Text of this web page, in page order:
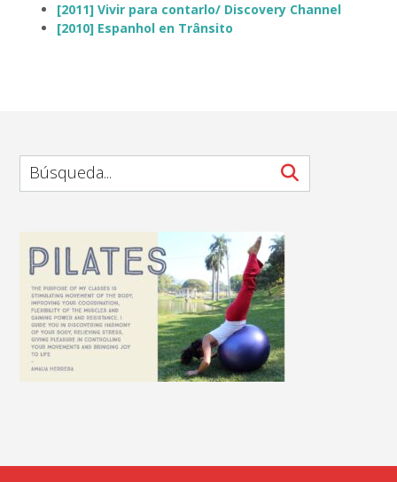
[2011] Vivir para contarlo/ Discovery Channel
[2010] Espanhol en Trânsito